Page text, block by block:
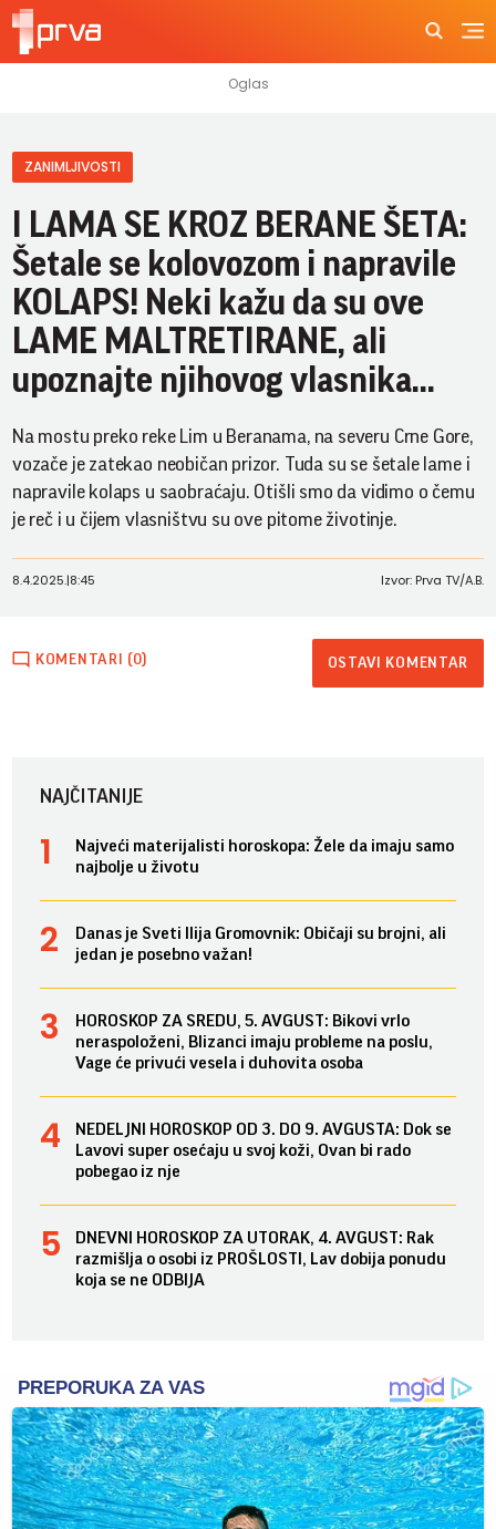
ZANIMLJIVOSTI
I LAMA SE KROZ BERANE ŠETA:
Šetale se kolovozom i napravile
KOLAPS! Neki kažu da su ove
LAME MALTRETIRANE, ali
upoznajte njihovog vlasnika...
Na mostu preko reke Lim u Beranama, na severu Crne Gore,
vozače je zatekao neobičan prizor. Tuda su se šetale lame i
napravile kolaps u saobraćaju. Otišli smo da vidimo o čemu
je reč i u čijem vlasništvu su ove pitome životinje.
8.4.2025.|8:45 Izvor: Prva TV/A.B.
KOMENTARI (0) OSTAVI KOMENTAR
NAJČITANIJE
Najveći materijalisti horoskopa: Žele da imaju samo
najbolje u životu
Danas je Sveti Ilija Gromovnik: Običaji su brojni, ali
jedan je posebno važan!
HOROSKOP ZA SREDU, 5. AVGUST: Bikovi vrlo
neraspoloženi, Blizanci imaju probleme na poslu,
Vage će privući vesela i duhovita osoba
NEDELJNI HOROSKOP OD 3. DO 9. AVGUSTA: Dok se
Lavovi super osećaju u svoj koži, Ovan bi rado
pobegao iz nje
DNEVNI HOROSKOP ZA UTORAK, 4. AVGUST: Rak
razmišlja o osobi iz PROŠLOSTI, Lav dobija ponudu
koja se ne ODBIJA